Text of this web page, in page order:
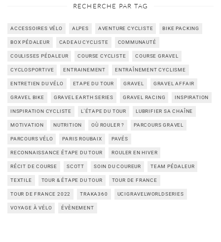
RECHERCHE PAR TAG
ACCESSOIRES VÉLO ALPES AVENTURE CYCLISTE BIKE PACKING
BOX PÉDALEUR CADEAU CYCLISTE COMMUNAUTÉ
COULISSES PÉDALEUR COURSE CYCLISTE COURSE GRAVEL
CYCLOSPORTIVE ENTRAINEMENT ENTRAÎNEMENT CYCLISME
ENTRETIEN DU VÉLO ETAPE DU TOUR GRAVEL GRAVEL AFFAIR
GRAVEL BIKE GRAVEL EARTH SERIES GRAVEL RACING INSPIRATION
INSPIRATION CYCLISTE L'ÉTAPE DU TOUR LUBRIFIER SA CHAÎNE
MOTIVATION NUTRITION OÙ ROULER ? PARCOURS GRAVEL
PARCOURS VÉLO PARIS ROUBAIX PAVÉS
RECONNAISSANCE ÉTAPE DU TOUR ROULER EN HIVER
RÉCIT DE COURSE SCOTT SOIN DU COUREUR TEAM PÉDALEUR
TEXTILE TOUR & ÉTAPE DU TOUR TOUR DE FRANCE
TOUR DE FRANCE 2022 TRAKA360 UCIGRAVELWORLDSERIES
VOYAGE À VÉLO ÉVÈNEMENT